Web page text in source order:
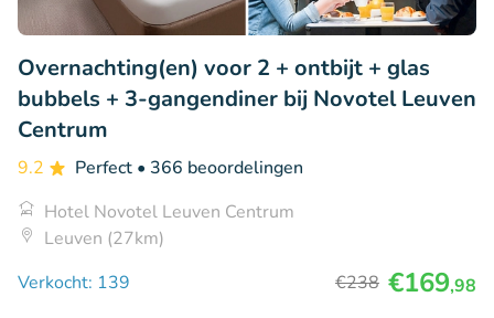
Overnachting(en) voor 2 + ontbijt + glas
bubbels + 3-gangendiner bij Novotel Leuven
Centrum
9.2 Perfect • 366 beoordelingen
Hotel Novotel Leuven Centrum
Leuven (27km)
Verkocht: 139
€238 €169,98